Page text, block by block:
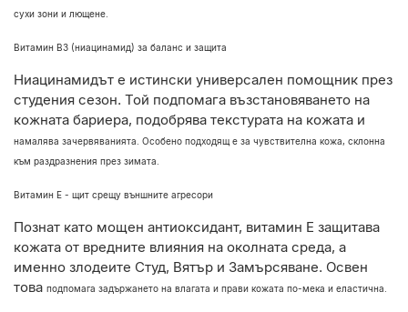
сухи зони и лющене.
Витамин B3 (ниацинамид) за баланс и защита
Ниацинамидът е истински универсален помощник през
студения сезон. Той подпомага възстановяването на
кожната бариера, подобрява текстурата на кожата и
намалява зачервяванията. Особено подходящ е за чувствителна кожа, склонна
към раздразнения през зимата.
Витамин Е - щит срещу външните агресори
Познат като мощен антиоксидант, витамин Е защитава
кожата от вредните влияния на околната среда, а
именно злодеите Студ, Вятър и Замърсяване. Освен
това подпомага задържането на влагата и прави кожата по-мека и еластична.